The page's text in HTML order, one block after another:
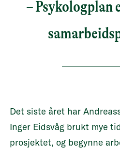
– Psykologplan
Det siste året har
Inger Eidsvåg brukt mye
prosjektet, og begynne